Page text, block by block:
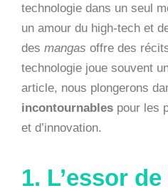
technologie dans un seul
un amour du high-tech et
des mangas offre des
technologie joue souvent
article, nous plongerons
incontournables pour les
et d’innovation.
1. L’essor de